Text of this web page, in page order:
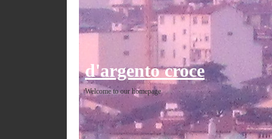
d'argento croce
Welcome to our homepage